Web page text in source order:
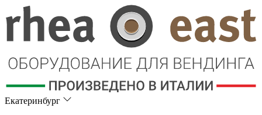
Екатеринбург